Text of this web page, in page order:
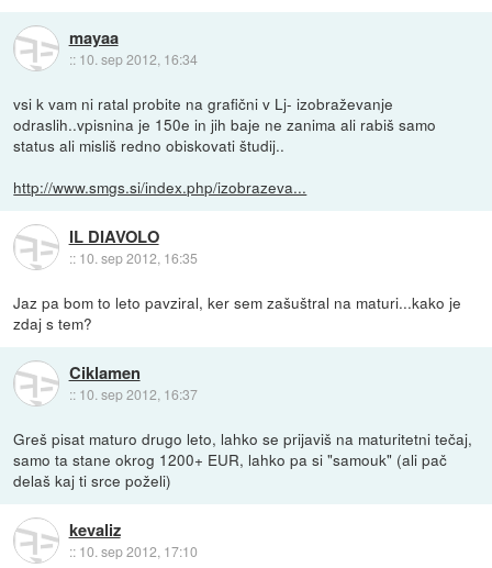
mayaa
:: 10. sep 2012, 16:34
vsi k vam ni ratal probite na grafični v Lj- izobraževanje
odraslih..vpisnina je 150e in jih baje ne zanima ali rabiš samo
status ali misliš redno obiskovati študij..
http://www.smgs.si/index.php/izobrazeva...
IL DIAVOLO
:: 10. sep 2012, 16:35
Jaz pa bom to leto pavziral, ker sem zašuštral na maturi...kako je
zdaj s tem?
Ciklamen
:: 10. sep 2012, 16:37
Greš pisat maturo drugo leto, lahko se prijaviš na maturitetni tečaj,
samo ta stane okrog 1200+ EUR, lahko pa si "samouk" (ali pač
delaš kaj ti srce poželi)
kevaliz
:: 10. sep 2012, 17:10